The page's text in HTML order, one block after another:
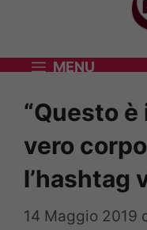
MENU
“Questo
vero
l’hashtag
14 Maggio 2019